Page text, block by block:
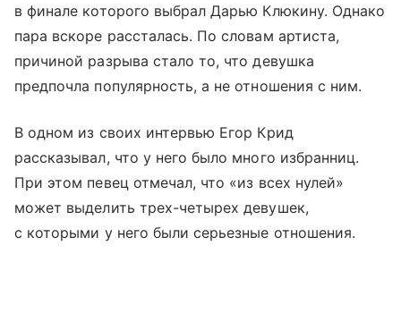
в финале которого выбрал Дарью Клюкину. Однако
пара вскоре рассталась. По словам артиста,
причиной разрыва стало то, что девушка
предпочла популярность, а не отношения с ним.
В одном из своих интервью Егор Крид
рассказывал, что у него было много избранниц.
При этом певец отмечал, что «из всех нулей»
может выделить трех-четырех девушек,
с которыми у него были серьезные отношения.